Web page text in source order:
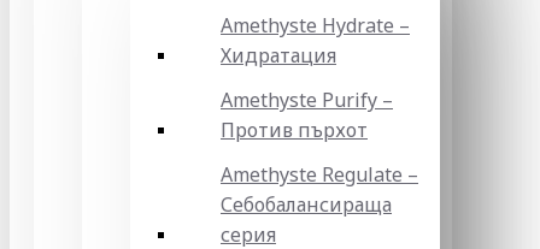
Amethyste Hydrate –
Хидратация
Amethyste Purify –
Против пърхот
Amethyste Regulate –
Себобалансираща
серия